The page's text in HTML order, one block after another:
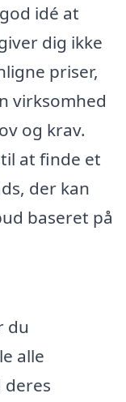
idé at
dig ikke
priser,
virksomhed
og krav.
at finde et
der kan
baseret på
du
alle
deres